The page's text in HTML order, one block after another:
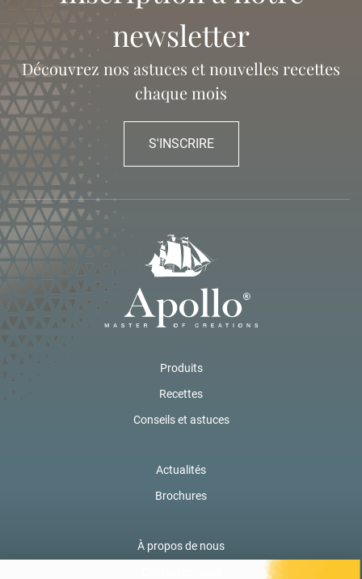
newsletter
Découvrez nos astuces et nouvelles recettes
chaque mois
S'INSCRIRE
Produits
Recettes
Conseils et astuces
Actualités
Brochures
À propos de nous